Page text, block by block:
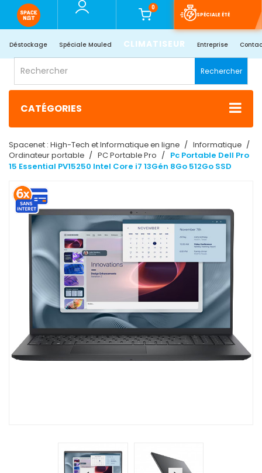
0
SPÉCIALE ÉTÉ
Déstockage Spéciale Mouled CLIMATISEUR Entreprise
Rechercher
CATÉGORIES
Spacenet : High-Tech et Informatique en ligne
Informatique
Ordinateur portable
PC Portable Pro
Pc Portable Dell Pro
15 Essential PV15250 Intel Core i7 13Gén 8Go 512Go SSD